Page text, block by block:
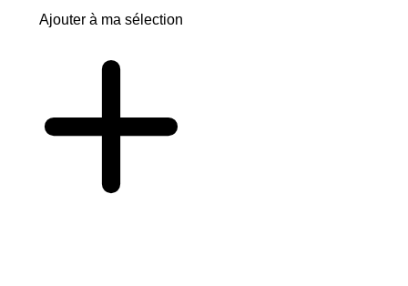
Ajouter à ma sélection